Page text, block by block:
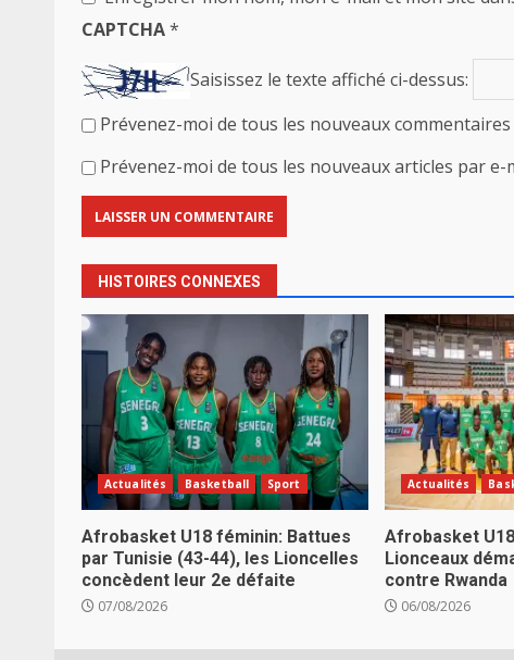
CAPTCHA*
Saisissez le texte affiché ci-dessus:
Prévenez-moi de tous les nouveaux
Prévenez-moi de tous les nouveaux articles par e-
HISTOIRES CONNEXES
Actualités Basketball Sport
Afrobasket U18 féminin: Battues
par Tunisie (43-44), les Lioncelles
concèdent leur 2e défaite
07/08/2026
Actualités
Afrobasket
Lionceaux
contre Rwanda
06/08/2026